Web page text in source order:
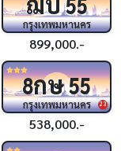
กรุงเทพมหานคร
899,000.-
23
8กษ55
กรุงเทพมหานคร
538,000.-